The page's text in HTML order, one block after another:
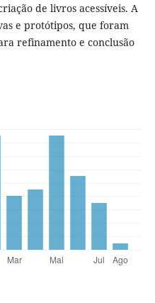
de livros acessíveis. A
e protótipos, que foram
refinamento e conclusão